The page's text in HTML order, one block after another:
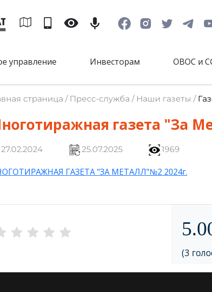
управление Инвесторам ОВОС и
страница / Пресс-служба / Наши газеты /
газета "За
27.02.2024 25.07.2025 1969
ГАЗЕТА "ЗА МЕТАЛЛ"№2 2024г.
(3